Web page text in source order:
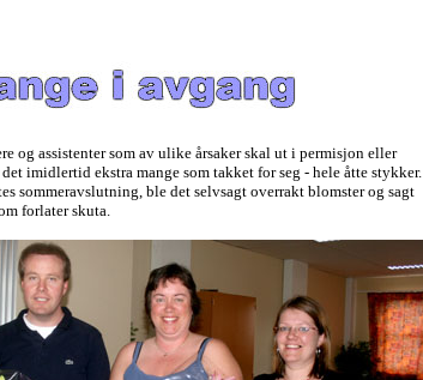
og assistenter som av ulike årsaker skal ut i permisjon eller
imidlertid ekstra mange som takket for seg - hele åtte stykker.
sommeravslutning, ble det selvsagt overrakt blomster og sagt
forlater skuta.